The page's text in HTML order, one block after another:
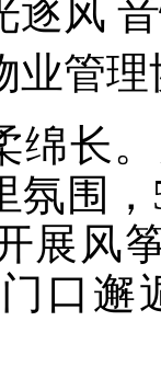
逐风
管
绵长
围，
展风
口邂